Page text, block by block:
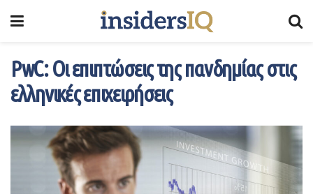
PwC: Οι επιπτώσεις της πανδημίας στις
ελληνικές επιχειρήσεις